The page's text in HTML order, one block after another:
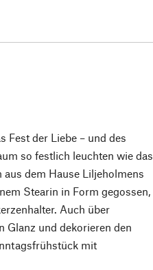
Fest der Liebe – und des
so festlich leuchten wie das
dem Hause Liljeholmens
Stearin in Form gegossen,
Auch über
Glanz und dekorieren den
mit